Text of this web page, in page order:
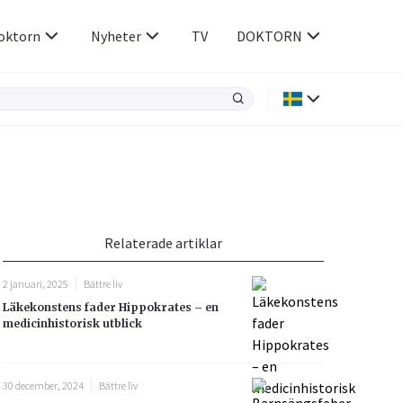
Rörelseapparaten
Sex & Samliv
Sömn & Stress
Nyheter TV DOKTORN
Relaterade artiklar
2 januari, 2025
Bättre liv
Läkekonstens fader Hippokrates – en
medicinhistorisk utblick
30 december, 2024
Bättre liv